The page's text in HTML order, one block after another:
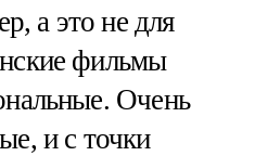
а это не для
фильмы
Очень
и с точки